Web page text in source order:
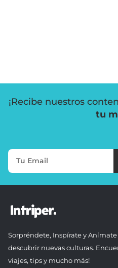
¡Recibe nuestros
tu
Sorpréndete, Inspírate y
descubrir nuevas culturas.
viajes, tips y mucho más!